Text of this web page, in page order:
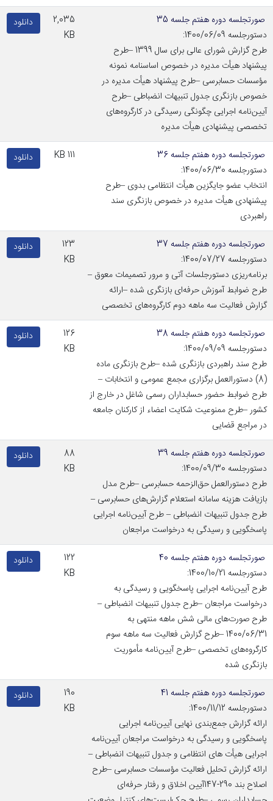
صورتجلسه دوره هفتم جلسه 35
دستورجلسه 1400/06/09:
طرح گزارش شورای عالی برای سال 1399 –طرح
پیشنهاد هیأت مدیره در خصوص اساسنامه نمونه
مؤسسات حسابرسی –طرح پیشنهاد هیأت مدیره در
خصوص بازنگری جدول تنبیهات انضباطی –طرح
آیین‌نامه اجرایی چگونگی رسیدگی در کارگروه‌های
تخصصی پیشنهادی هیأت مدیره
2,035
KB
دانلود
صورتجلسه دوره هفتم جلسه 36
دستورجلسه 1400/06/30:
انتخاب عضو جایگزین هیأت انتظامی بدوی –طرح
پیشنهادی هیأت مدیره در خصوص بازنگری سند
راهبردی
111 KB دانلود
صورتجلسه دوره هفتم جلسه 37
دستورجلسه 1400/07/27:
برنامه‌ریزی دستورجلسات آتی و مرور تصمیمات معوق –
طرح ضوابط آموزش حرفه‌ای بازنگری شده –ارائه
گزارش فعالیت سه ماهه دوم کارگروه‌های تخصصی
123
KB
دانلود
صورتجلسه دوره هفتم جلسه 38
دستورجلسه 1400/09/09:
طرح سند راهبردی بازنگری شده –طرح بازنگری ماده
(8) دستورالعمل برگزاری مجمع عمومی و انتخابات –
طرح ضوابط حضور حسابداران رسمی شاغل در خارج از
کشور –طرح ممنوعیت شکایت اعضاء از کارکنان جامعه
در مراجع قضایی
126
KB
دانلود
صورتجلسه دوره هفتم جلسه 39
دستورجلسه 1400/09/30:
طرح دستورالعمل حق‌الزحمه حسابرسی –طرح مدل
بازیافت هزینه سامانه استعلام گزارش‌های حسابرسی –
طرح جدول تنبیهات انضباطی – طرح آیین‌نامه اجرایی
پاسخگویی و رسیدگی به درخواست مراجعان
88
KB
دانلود
صورتجلسه دوره هفتم جلسه 40
دستورجلسه 1400/10/21:
طرح آیین‌نامه اجرایی پاسخگویی و رسیدگی به
درخواست مراجعان –طرح جدول تنبیهات انضباطی –
طرح صورت‌های مالی شش ماهه منتهی به
1400/06/31 –طرح گزارش فعالیت سه ماهه سوم
کارگروه‌های تخصصی –طرح آیین‌نامه مأموریت
بازنگری شده
122
KB
دانلود
صورتجلسه دوره هفتم جلسه 41
دستورجلسه 1400/11/12:
ارائه گزارش جمع‌بندی نهایی آیین‌نامه اجرایی
پاسخگویی و رسیدگی به درخواست مراجعان آیین‌نامه
اجرایی هیأت های انتظامی و جدول تنبیهات انضباطی –
ارائه گزارش تحلیل فعالیت مؤسسات حسابرسی –طرح
اصلاح بند 290-147آیین اخلاق و رفتار حرفه‌ای
190
KB
دانلود